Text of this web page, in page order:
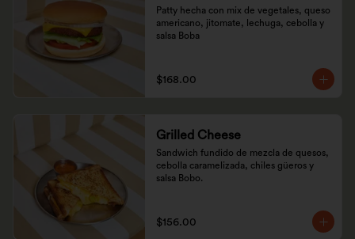
Patty hecha con mix de vegetales, queso
americano, jitomate, lechuga, cebolla y
salsa Boba
$168.00
Grilled Cheese
Sandwich fundido de mezcla de quesos,
cebolla caramelizada, chiles güeros y
salsa Bobo.
$156.00